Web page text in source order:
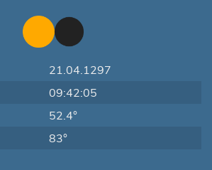
21.04.1297
09:42:05
52.4°
83°